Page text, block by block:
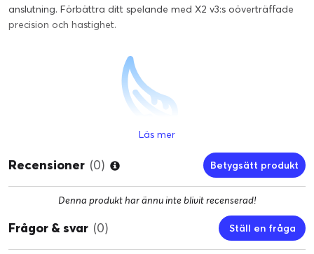
anslutning. Förbättra ditt spelande med X2 v3:s oöverträffade
precision och hastighet.
ULTRALÄTT VIKT
Läs mer
Recensioner (0) Betygsätt produkt
Denna produkt har ännu inte blivit recenserad!
Frågor & svar (0) Ställ en fråga